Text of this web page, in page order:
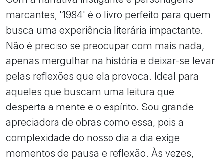
marcantes, '1984' é o livro perfeito para quem
busca uma experiência literária impactante.
Não é preciso se preocupar com mais nada,
apenas mergulhar na história e deixar-se levar
pelas reflexões que ela provoca. Ideal para
aqueles que buscam uma leitura que
desperta a mente e o espírito. Sou grande
apreciadora de obras como essa, pois a
complexidade do nosso dia a dia exige
momentos de pausa e reflexão. Às vezes,